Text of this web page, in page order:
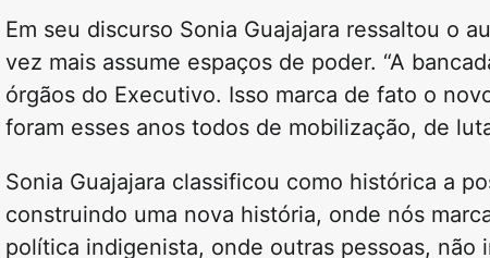
Em seu discurso Sonia Guajajara ressaltou o
vez mais assume espaços de poder. “A
órgãos do Executivo. Isso marca de fato o
foram esses anos todos de mobilização, de
Sonia Guajajara classificou como histórica a
construindo uma nova história, onde nós
política indigenista, onde outras pessoas,